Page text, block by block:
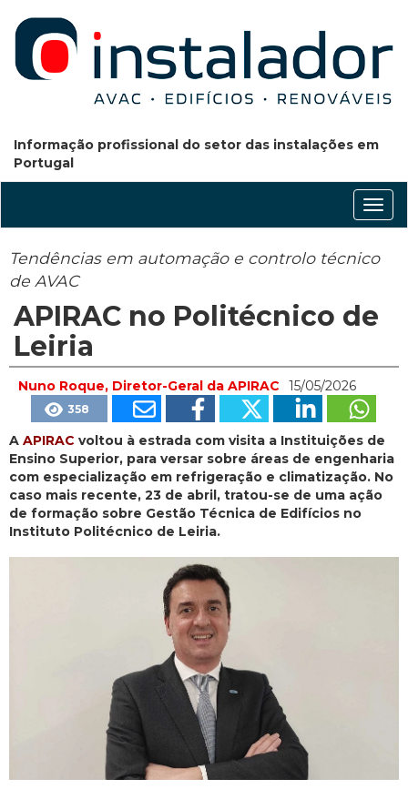
Informação profissional do setor das instalações em
Portugal
Tendências em automação e controlo técnico
de AVAC
APIRAC no Politécnico de
Leiria
Nuno Roque, Diretor-Geral da APIRAC 15/05/2026
358
A APIRAC voltou à estrada com visita a Instituições de
Ensino Superior, para versar sobre áreas de engenharia
com especialização em refrigeração e climatização. No
caso mais recente, 23 de abril, tratou-se de uma ação
de formação sobre Gestão Técnica de Edifícios no
Instituto Politécnico de Leiria.